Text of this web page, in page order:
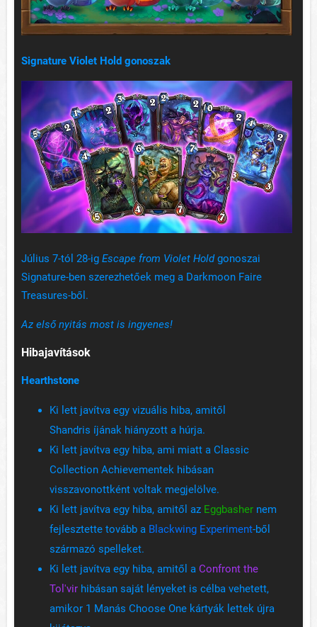
Signature Violet Hold gonoszak
Július 7-tól 28-ig Escape from Violet Holdgonoszai
Signature-ben szerezhetőek meg a Darkmoon Faire
Treasures-ből.
Az első nyitás most is ingyenes!
Hibajavítások
Hearthstone
Ki lett javítva egy vizuális hiba, amitől
Shandris íjának hiányzott a húrja.
Ki lett javítva egy hiba, ami miatt a Classic
Collection Achievementek hibásan
visszavonottként voltak megjelölve.
Ki lett javítva egy hiba, amitől az Eggbasher nem
fejlesztette tovább a Blackwing Experiment-ből
származó spelleket.
Ki lett javítva egy hiba, amitől a Confront the
Tol'vir hibásan saját lényeket is célba vehetett,
amikor 1 Manás Choose One kártyák lettek újra